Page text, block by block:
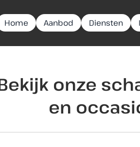
Home Aanbod Diensten
onze
en